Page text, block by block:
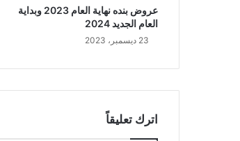
عروض بنده نهاية العام 2023 وبداية
العام الجديد 2024
23 ديسمبر، 2023
اترك تعليقاً